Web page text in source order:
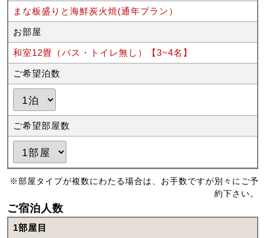
まな板盛りと海鮮炭火焼(通年プラン）
お部屋
和室12畳（バス・トイレ無し）【3~4名】
ご希望泊数
ご希望部屋数
※部屋タイプが複数にわたる場合は、お手数ですが別々にご予
約下さい。
ご宿泊人数
1部屋目